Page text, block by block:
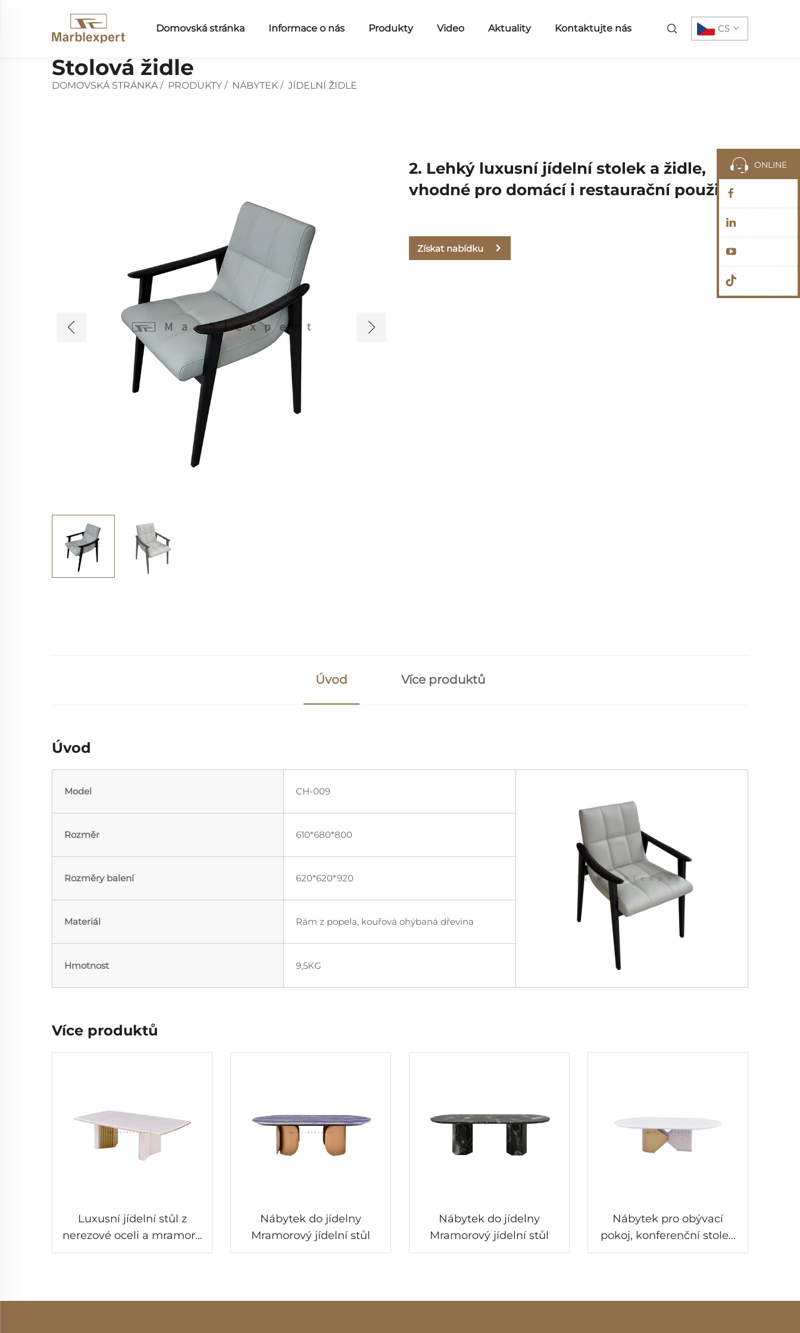
Domovská stránka Informace o nás Produkty Video Aktuality Kontaktujte nás CS
Stolová židle
DOMOVSKÁ STRÁNKA/ PRODUKTY / NÁBYTEK / JÍDELNÍ ŽIDLE
2. Lehký luxusní jídelní stolek a židle,
vhodné pro domácí i restaurační použití
Získat nabídku
Úvod Více produktů
Úvod
Model CH-009
Rozměr 610*680*800
Rozměry balení 620*620*920
Materiál Rám z popela, kouřová ohýbaná dřevina
Hmotnost 9,5KG
Více produktů
Luxusní jídelní stůl z
nerezové oceli a mramoru
do obývacího pokoje
Nábytek do jídelny
Mramorový jídelní stůl
Nábytek do jídelny
Mramorový jídelní stůl
Nábytek pro obývací
pokoj, konferenční stolek
z mramoru
ONLINE